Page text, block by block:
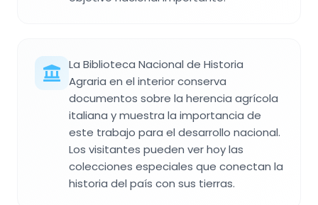
La Biblioteca Nacional de Historia
Agraria en el interior conserva
documentos sobre la herencia agrícola
italiana y muestra la importancia de
este trabajo para el desarrollo nacional.
Los visitantes pueden ver hoy las
colecciones especiales que conectan la
historia del país con sus tierras.